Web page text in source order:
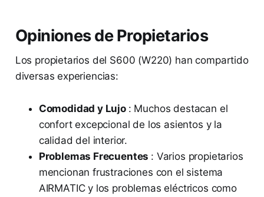
Opiniones de Propietarios
Los propietarios del S600 (W220) han compartido
diversas experiencias:
Comodidad y Lujo : Muchos destacan el
confort excepcional de los asientos y la
calidad del interior.
Problemas Frecuentes : Varios propietarios
mencionan frustraciones con el sistema
AIRMATIC y los problemas eléctricos como